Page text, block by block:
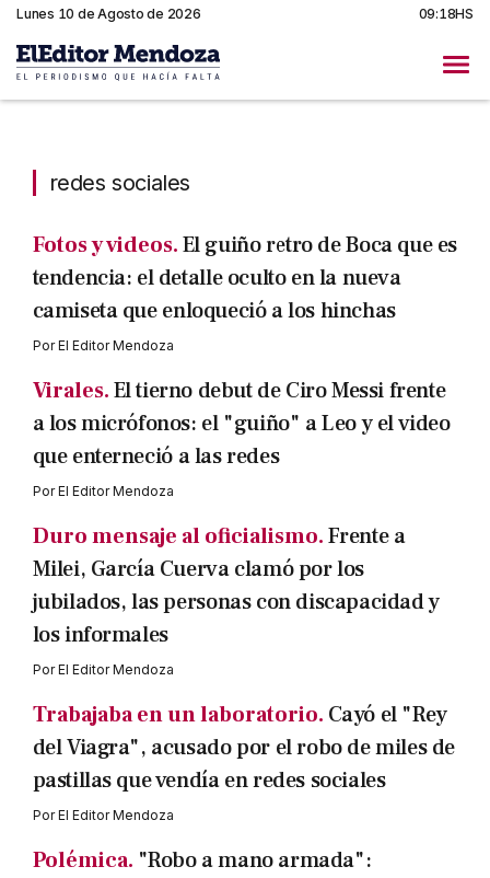
Lunes 10 de Agosto de 2026 09:18HS
redes sociales
Fotos y videos.El guiño retro de Boca que es
tendencia: el detalle oculto en la nueva
camiseta que enloqueció a los hinchas
PorEl Editor Mendoza
Virales.El tierno debut de Ciro Messi frente
a los micrófonos: el "guiño" a Leo y el video
que enterneció a las redes
PorEl Editor Mendoza
Duro mensaje al oficialismo.Frente a
Milei, García Cuerva clamó por los
jubilados, las personas con discapacidad y
los informales
PorEl Editor Mendoza
Trabajaba en un laboratorio. Cayó el "Rey
del Viagra", acusado por el robo de miles de
pastillas que vendía en redes sociales
PorEl Editor Mendoza
Polémica. "Robo a mano armada":